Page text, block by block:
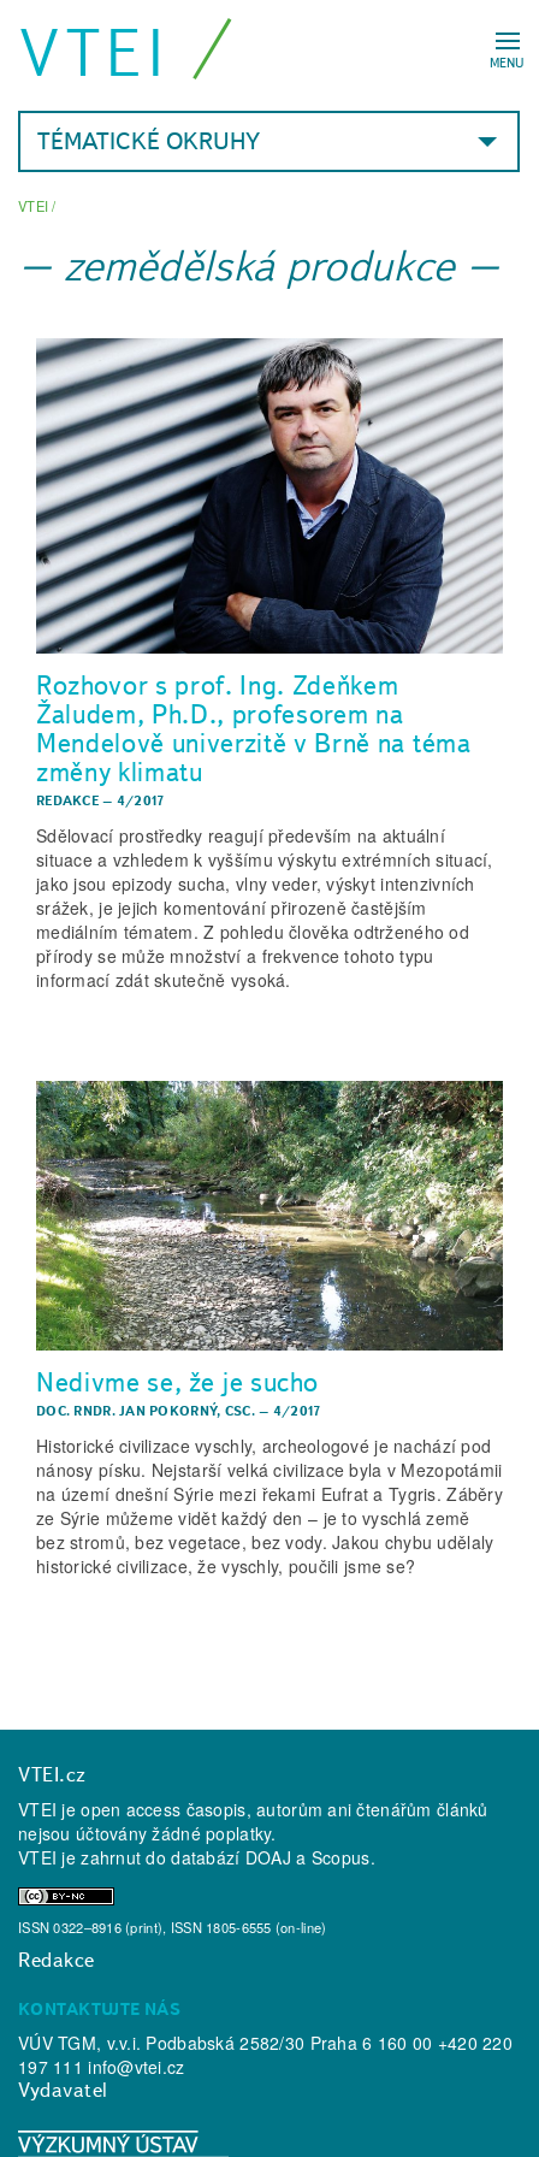
MENU
VTEI
TÉMATICKÉ OKRUHY
VTEI/
zemědělská produkce
Rozhovor s prof. Ing. Zdeňkem
Žaludem, Ph.D., profesorem na
Mendelově univerzitě v Brně na téma
změny klimatu
REDAKCE– 4/2017
Sdělovací prostředky reagují především na aktuální
situace a vzhledem k vyššímu výskytu extrémních situací,
jako jsou epizody sucha, vlny veder, výskyt intenzivních
srážek, je jejich komentování přirozeně častějším
mediálním tématem. Z pohledu člověka odtrženého od
přírody se může množství a frekvence tohoto typu
informací zdát skutečně vysoká.
Nedivme se, že je sucho
DOC. RNDR. JAN POKORNÝ, CSC.– 4/2017
Historické civilizace vyschly, archeologové je nachází pod
nánosy písku. Nejstarší velká civilizace byla v Mezopotámii
na území dnešní Sýrie mezi řekami Eufrat a Tygris. Záběry
ze Sýrie můžeme vidět každý den – je to vyschlá země
bez stromů, bez vegetace, bez vody. Jakou chybu udělaly
historické civilizace, že vyschly, poučili jsme se?
VTEI.cz
VTEI je open access časopis, autorům ani čtenářům článků
nejsou účtovány žádné poplatky.
VTEI je zahrnut do databází DOAJ a Scopus.
ISSN 0322–8916 (print), ISSN 1805-6555 (on-line)
Redakce
KONTAKTUJTE NÁS
VÚV TGM, v.v.i. Podbabská 2582/30 Praha 6 160 00 +420 220
197 111info@vtei.cz
Vydavatel